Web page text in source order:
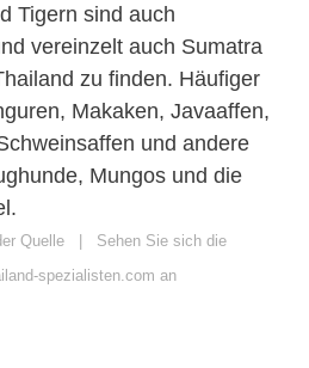
Tigern sind auch
vereinzelt auch Sumatra
zu finden. Häufiger
Makaken, Javaaffen,
und andere
Mungos und die
Quelle | Sehen Sie sich die
spezialisten.com an